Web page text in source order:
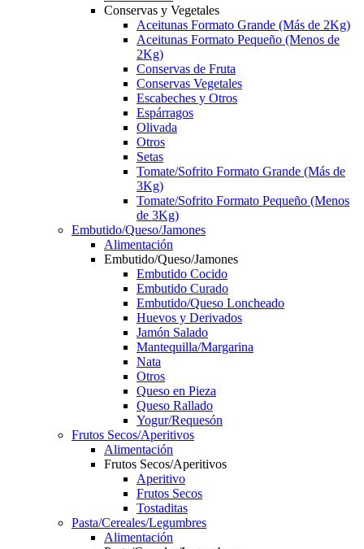
Conservas y Vegetales
Aceitunas Formato Grande (Más de 2Kg)
Aceitunas Formato Pequeño (Menos de
2Kg)
Conservas de Fruta
Conservas Vegetales
Escabeches y Otros
Espárragos
Olivada
Otros
Setas
Tomate/Sofrito Formato Grande (Más de
3Kg)
Tomate/Sofrito Formato Pequeño (Menos
de 3Kg)
Embutido/Queso/Jamones
Alimentación
Embutido/Queso/Jamones
Embutido Cocido
Embutido Curado
Embutido/Queso Loncheado
Huevos y Derivados
Jamón Salado
Mantequilla/Margarina
Nata
Otros
Queso en Pieza
Queso Rallado
Yogur/Requesón
Frutos Secos/Aperitivos
Alimentación
Frutos Secos/Aperitivos
Aperitivo
Frutos Secos
Tostaditas
Pasta/Cereales/Legumbres
Alimentación